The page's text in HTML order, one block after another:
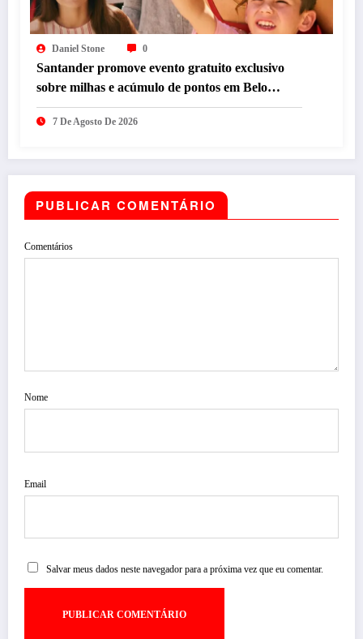
Daniel Stone 0
Santander promove evento gratuito exclusivo
sobre milhas e acúmulo de pontos em Belo
Horizonte
7 De Agosto De 2026
PUBLICAR COMENTÁRIO
Comentários
Nome
Email
Salvar meus dados neste navegador para a próxima vez que eu comentar.